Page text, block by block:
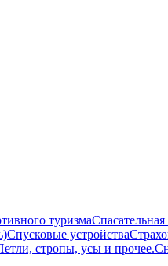
туризма
Спусковые устройства
стропы, усы и прочее.